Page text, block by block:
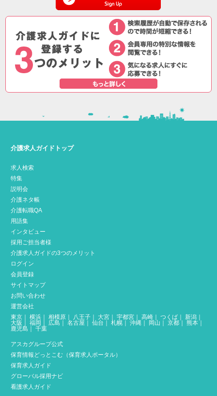
介護求人ガイドトップ
求人検索
特集
説明会
介護ネタ帳
介護転職QA
用語集
インタビュー
採用ご担当者様
介護求人ガイドの3つのメリット
ログイン
会員登録
サイトマップ
お問い合わせ
運営会社
東京 ｜横浜 ｜相模原 八王子 大宮 ｜宇都宮 ｜高崎 ｜つくば 新潟
大阪
｜福岡 広島 ｜名古屋 ｜仙台 ｜札幌 ｜沖縄 岡山 ｜京都 ｜熊本
鹿児島
｜千葉
アスカグループ公式
保育情報どっとこむ（保育求人ポータル）
保育求人ガイド
グローバル採用ナビ
看護求人ガイド